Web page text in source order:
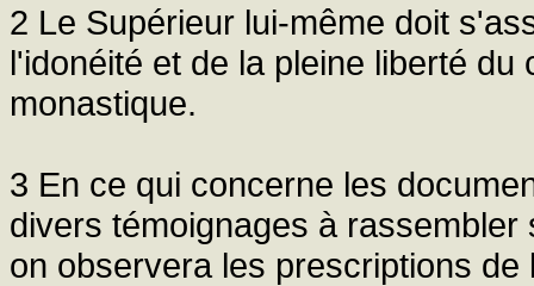
2 Le Supérieur lui-même doit
l'idonéité et de la pleine liberté
monastique.
3 En ce qui concerne les
divers témoignages à
on observera les prescriptions de